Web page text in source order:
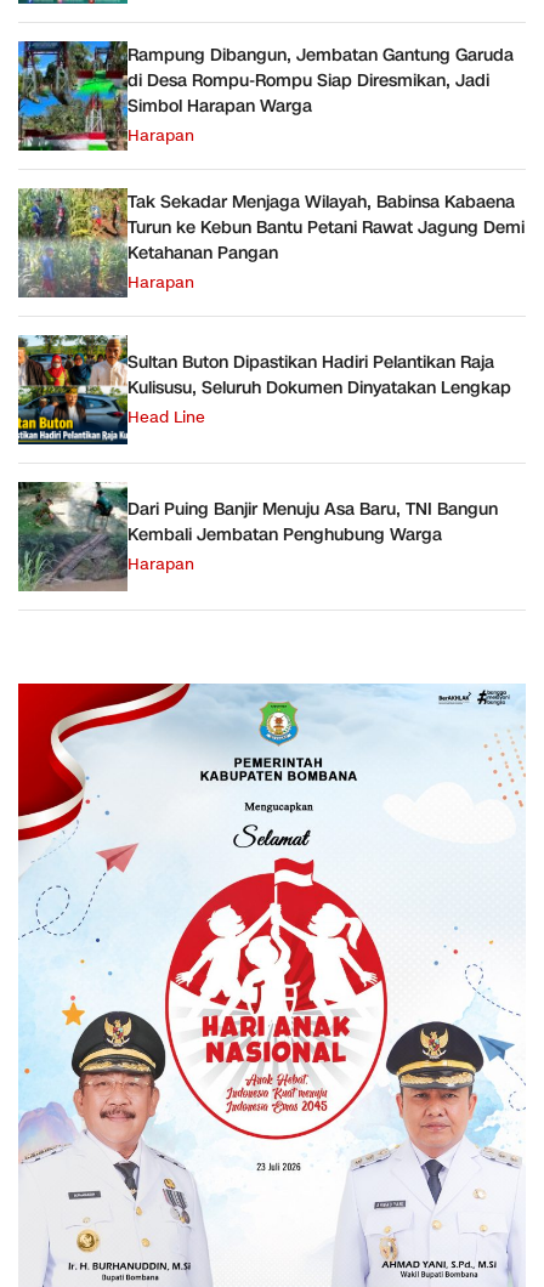
Rampung Dibangun, Jembatan Gantung Garuda
di Desa Rompu-Rompu Siap Diresmikan, Jadi
Simbol Harapan Warga
Harapan
Tak Sekadar Menjaga Wilayah, Babinsa Kabaena
Turun ke Kebun Bantu Petani Rawat Jagung Demi
Ketahanan Pangan
Harapan
Sultan Buton Dipastikan Hadiri Pelantikan Raja
Kulisusu, Seluruh Dokumen Dinyatakan Lengkap
Head Line
Dari Puing Banjir Menuju Asa Baru, TNI Bangun
Kembali Jembatan Penghubung Warga
Harapan